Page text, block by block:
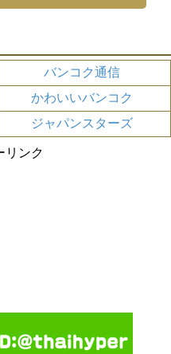
バンコク通信
かわいいバンコク
ジャパンスターズ
リンク